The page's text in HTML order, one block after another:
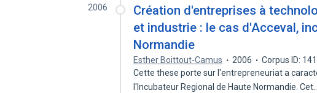
2006
Création d'entreprises à
et industrie : le cas d'Acceval,
Normandie
Esther Boittout-Camus 2006
Corpus ID:
Cette these porte sur l'entrepreneuriat a
l'Incubateur Regional de Haute Normandie. Cet…